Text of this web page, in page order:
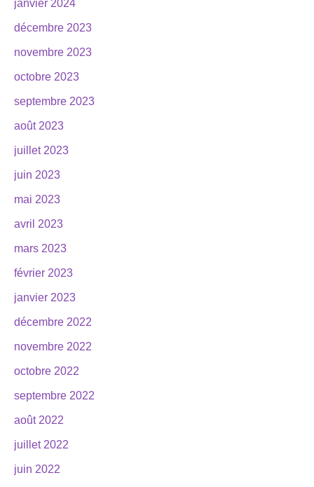
janvier 2024
décembre 2023
novembre 2023
octobre 2023
septembre 2023
août 2023
juillet 2023
juin 2023
mai 2023
avril 2023
mars 2023
février 2023
janvier 2023
décembre 2022
novembre 2022
octobre 2022
septembre 2022
août 2022
juillet 2022
juin 2022